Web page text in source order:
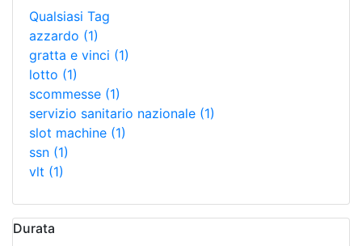
Qualsiasi Tag
azzardo (1)
gratta e vinci (1)
lotto (1)
scommesse (1)
servizio sanitario nazionale (1)
slot machine (1)
ssn (1)
vlt (1)
Durata